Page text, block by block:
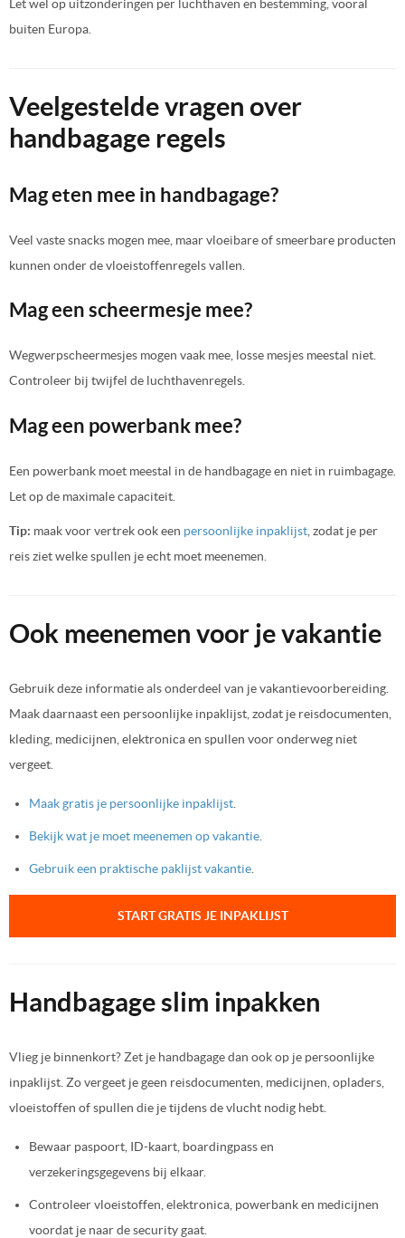
Let wel op uitzonderingen per luchthaven en bestemming, vooral
buiten Europa.
Veelgestelde vragen over
handbagage regels
Mag eten mee in handbagage?
Veel vaste snacks mogen mee, maar vloeibare of smeerbare producten
kunnen onder de vloeistoffenregels vallen.
Mag een scheermesje mee?
Wegwerpscheermesjes mogen vaak mee, losse mesjes meestal niet.
Controleer bij twijfel de luchthavenregels.
Mag een powerbank mee?
Een powerbank moet meestal in de handbagage en niet in ruimbagage.
Let op de maximale capaciteit.
Tip: maak voor vertrek ook een persoonlijke inpaklijst , zodat je per
reis ziet welke spullen je echt moet meenemen.
Ook meenemen voor je vakantie
Gebruik deze informatie als onderdeel van je vakantievoorbereiding.
Maak daarnaast een persoonlijke inpaklijst, zodat je reisdocumenten,
kleding, medicijnen, elektronica en spullen voor onderweg niet
vergeet.
Maak gratis je persoonlijke inpaklijst
Bekijk wat je moet meenemen op vakantie
Gebruik een praktische paklijst vakantie
START GRATIS JE INPAKLIJST
Handbagage slim inpakken
Vlieg je binnenkort? Zet je handbagage dan ook op je persoonlijke
inpaklijst. Zo vergeet je geen reisdocumenten, medicijnen, opladers,
vloeistoffen of spullen die je tijdens de vlucht nodig hebt.
Bewaar paspoort, ID-kaart, boardingpass en
verzekeringsgegevens bij elkaar.
Controleer vloeistoffen, elektronica, powerbank en medicijnen
voordat je naar de security gaat.